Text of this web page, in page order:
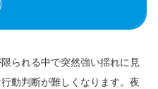
られる中で突然強い揺れに見
動判断が難しくなります。夜